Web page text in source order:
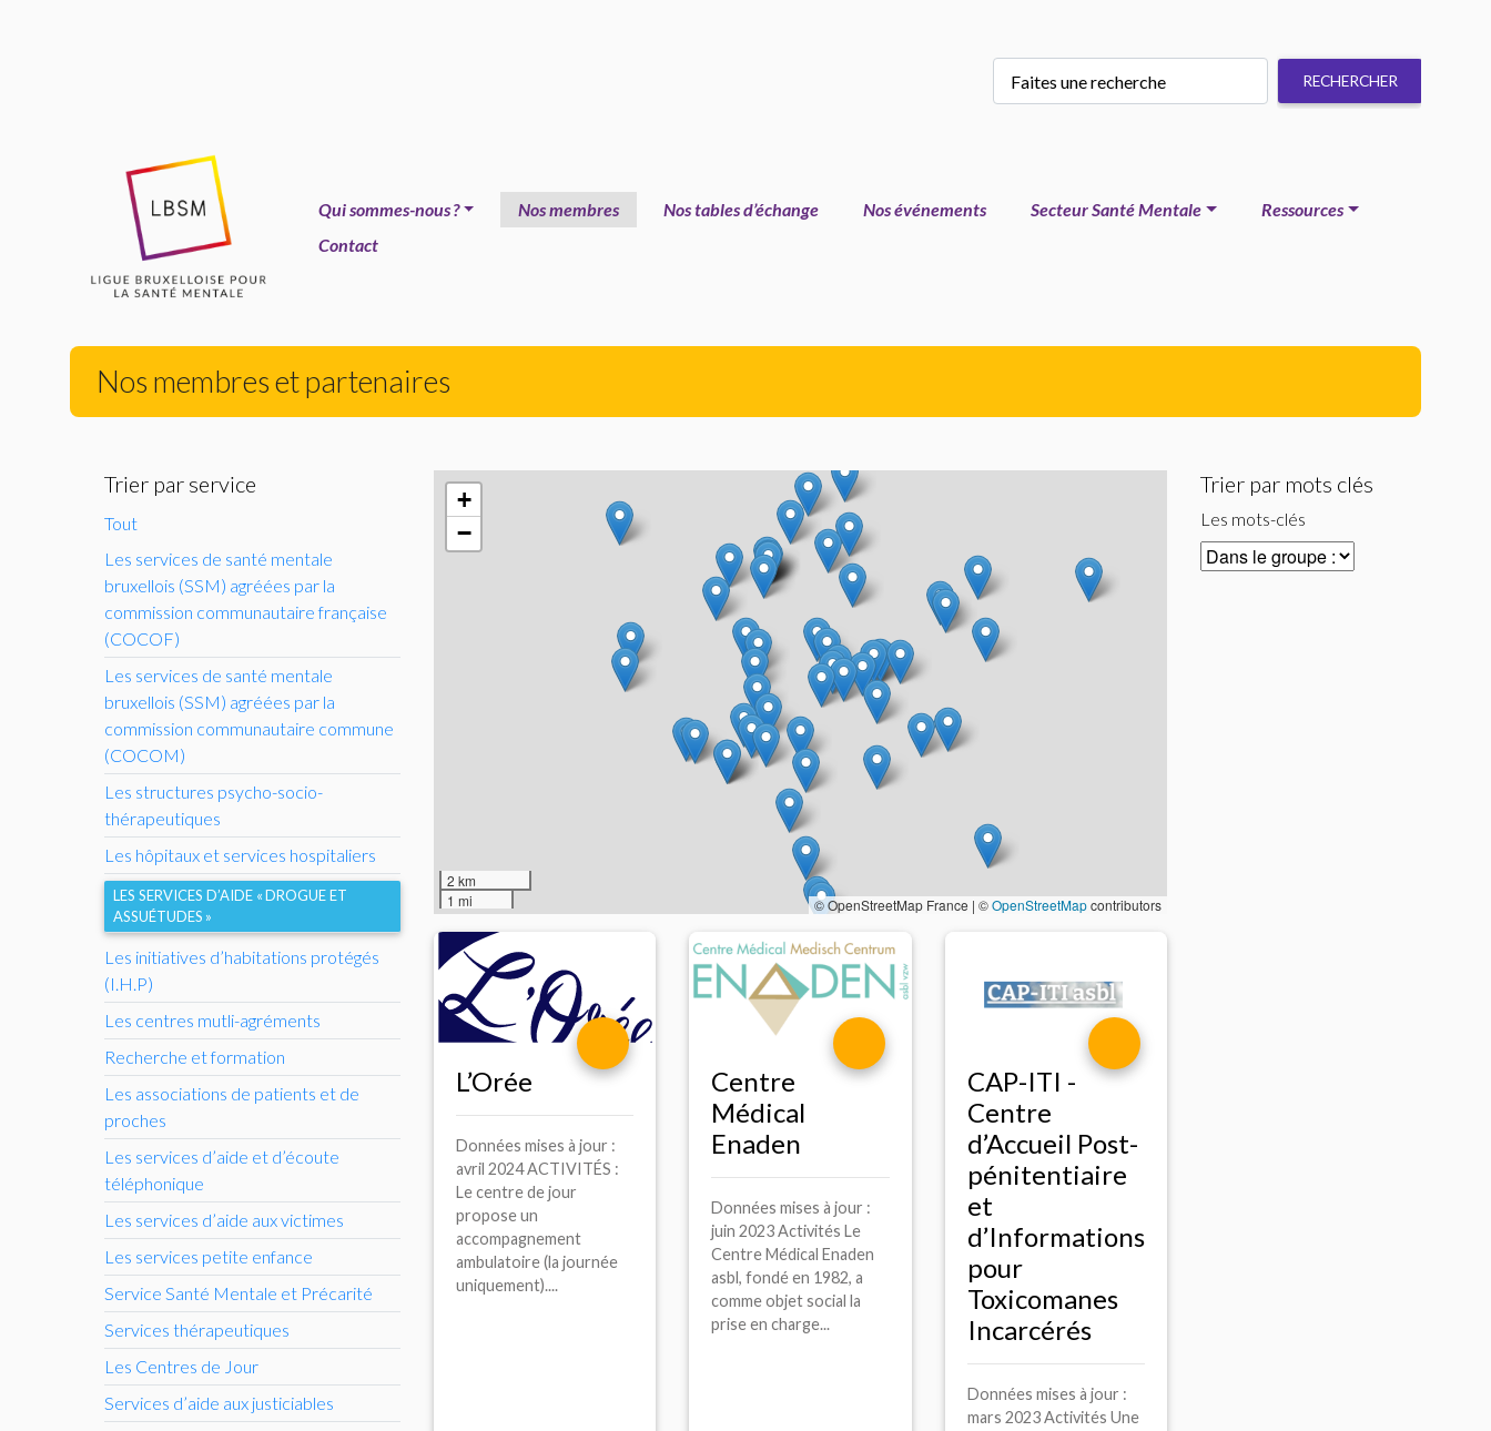
Qui sommes-nous? Nos membres Nos tables d’échange Nos événements Secteur Santé Mentale
Ressources
Contact
Nos membres et partenaires
Trier par service
Tout
Les services de santé mentale
bruxellois (SSM) agréées par la
commission communautaire française
(COCOF)
Les services de santé mentale
bruxellois (SSM) agréées par la
commission communautaire commune
(COCOM)
Les structures psycho-socio-
thérapeutiques
Les hôpitaux et services hospitaliers
LES SERVICES D’AIDE «DROGUE ET
ASSUÉTUDES »
Les initiatives d’habitations protégés
(I.H. P)
Les centres mutli-agréments
Recherche et formation
Les associations de patients et de
proches
Les services d’aide et d’écoute
téléphonique
Les services d’aide aux victimes
Les services petite enfance
Service Santé Mentale et Précarité
Services thérapeutiques
Les Centres de Jour
Services d’aide aux justiciables
+
−
2 km
1 mi
© OpenStreetMap France | ©OpenStreetMapcontributors
L’Orée
Données mises à jour :
avril 2024 ACTIVITÉS :
Le centre de jour
propose un
accompagnement
ambulatoire (la journée
uniquement)....
Centre
Médical
Enaden
Données mises à jour :
juin 2023 Activités Le
Centre Médical Enaden
asbl, fondé en 1982, a
comme objet social la
prise en charge...
CAP-ITI -
Centre
d’Accueil Post-
pénitentiaire
et
d’Informations
pour
Toxicomanes
Incarcérés
Données mises à jour :
mars 2023 Activités Une
Trier par mots clés
Les mots-clés